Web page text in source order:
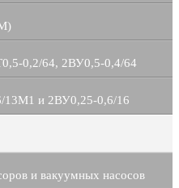
0,2/64, 2ВУ0,5-0,4/64
13М1 и 2ВУ0,25-0,6/16
и вакуумных насосов